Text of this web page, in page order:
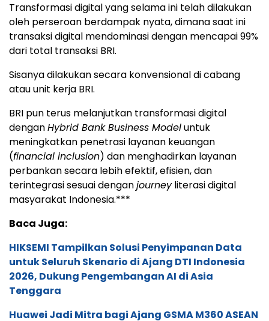
Transformasi digital yang selama ini telah dilakukan
oleh perseroan berdampak nyata, dimana saat ini
transaksi digital mendominasi dengan mencapai 99%
dari total transaksi BRI.
Sisanya dilakukan secara konvensional di cabang
atau unit kerja BRI.
BRI pun terus melanjutkan transformasi digital
denganHybrid Bank Business Modeluntuk
meningkatkan penetrasi layanan keuangan
(financial inclusion) dan menghadirkan layanan
perbankan secara lebih efektif, efisien, dan
terintegrasi sesuai denganjourneyliterasi digital
masyarakat Indonesia.***
Baca Juga:
HIKSEMI Tampilkan Solusi Penyimpanan Data
untuk Seluruh Skenario di Ajang DTI Indonesia
2026, Dukung Pengembangan AI di Asia
Tenggara
Huawei Jadi Mitra bagi Ajang GSMA M360 ASEAN